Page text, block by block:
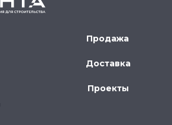
Доставка
Продажа
Проекты